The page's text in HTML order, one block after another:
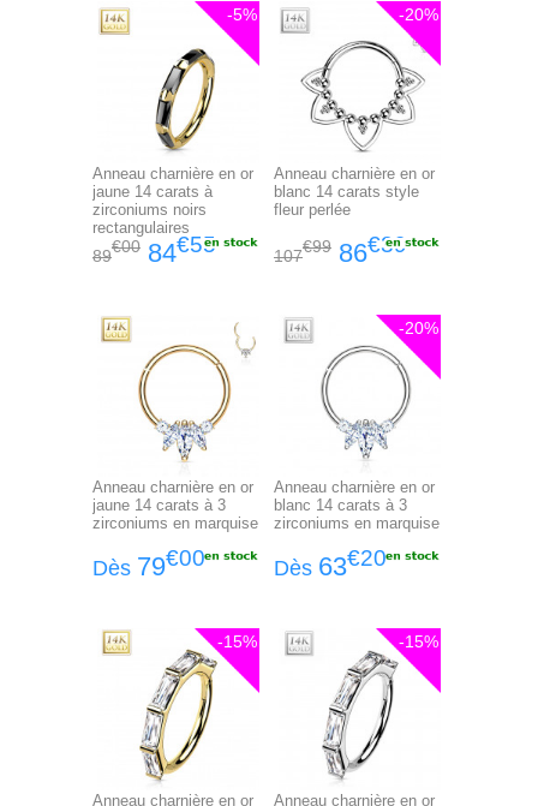
Anneau charnière en or
jaune 14 carats à
zirconiums noirs
rectangulaires
89
€00 84€55
-5%
Anneau charnière en or
blanc 14 carats style
fleur perlée
107
€99 86€39
-20%
Anneau charnière en or
jaune 14 carats à 3
zirconiums en marquise
Dès 79€00
Anneau charnière en or
blanc 14 carats à 3
zirconiums en marquise
Dès 63€20
-20%
Anneau charnière en or
-15%
Anneau charnière en or
-15%